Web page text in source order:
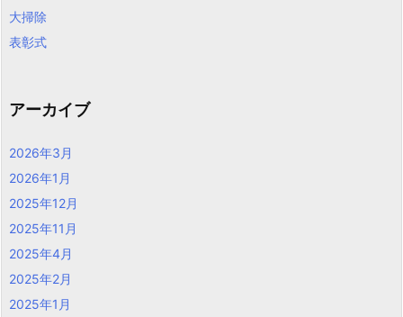
大掃除
表彰式
アーカイブ
2026年3月
2026年1月
2025年12月
2025年11月
2025年4月
2025年2月
2025年1月